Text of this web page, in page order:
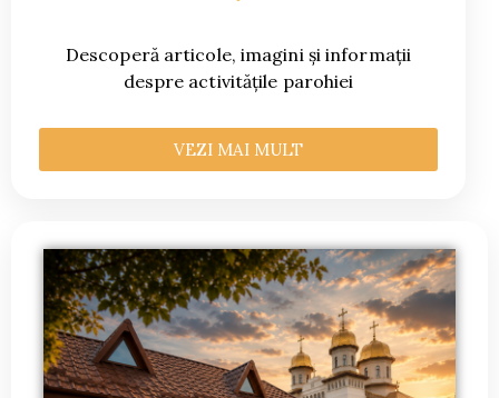
Descoperă articole, imagini și informații
despre activitățile parohiei
VEZI MAI MULT